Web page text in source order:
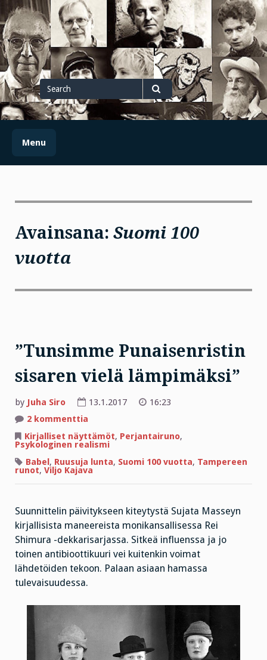
Skip
to
content
Search
for
Search
Menu
Avainsana: Suomi 100
vuotta
”Tunsimme Punaisenristin
sisaren vielä lämpimäksi”
by Juha Siro 13.1.2017
16:23
2 kommenttia
Punaisenristin
sisaren
lämpimäksi”
Kirjalliset näyttämöt, Perjantairuno,
Psykologinen realismi
Babel, Ruusuja lunta, Suomi 100 vuotta, Tampereen
runot, Viljo Kajava
Suunnittelin päivitykseen kiteytystä Sujata Masseyn
kirjallisista maneereista monikansallisessa Rei
Shimura -dekkarisarjassa. Sitkeä influenssa ja jo
toinen antibioottikuuri vei kuitenkin voimat
lähdetöiden tekoon. Palaan asiaan hamassa
tulevaisuudessa.